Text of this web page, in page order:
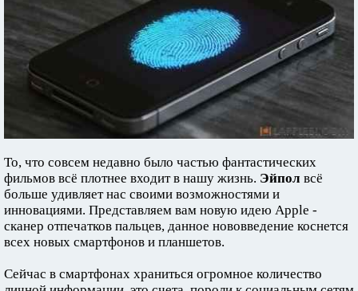
То, что совсем недавно было частью фантастических
фильмов всё плотнее входит в нашу жизнь. Эйпол всё
больше удивляет нас своими возможностями и
инновациями. Представляем вам новую идею Apple -
сканер отпечатков пальцев, данное нововведение коснется
всех новых смартфонов и планшетов.
Сейчас в смартфонах храниться огромное количество